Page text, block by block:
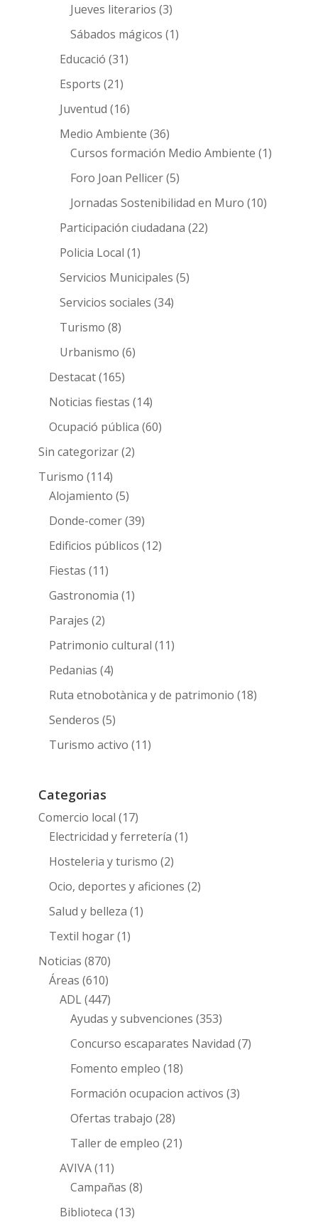
Jueves literarios (3)
Sábados mágicos (1)
Educació (31)
Esports (21)
Juventud (16)
Medio Ambiente (36)
Cursos formación Medio Ambiente (1)
Foro Joan Pellicer(5)
Jornadas Sostenibilidad en Muro (10)
Participación ciudadana (22)
Policia Local (1)
Servicios Municipales (5)
Servicios sociales (34)
Turismo (8)
Urbanismo (6)
Destacat(165)
Noticias fiestas (14)
Ocupació pública (60)
Sin categorizar(2)
Turismo (114)
Alojamiento (5)
Donde-comer(39)
Edificios públicos (12)
Fiestas (11)
Gastronomia (1)
Parajes (2)
Patrimonio cultural (11)
Pedanias (4)
Ruta etnobotànica y de patrimonio (18)
Senderos (5)
Turismo activo (11)
Categorias
Comercio local (17)
Electricidad y ferretería (1)
Hosteleria y turismo (2)
Ocio, deportes y aficiones (2)
Salud y belleza (1)
Textil hogar(1)
Noticias (870)
Áreas (610)
ADL(447)
Ayudas y subvenciones (353)
Concurso escaparates Navidad (7)
Fomento empleo (18)
Formación ocupacion activos (3)
Ofertas trabajo (28)
Taller de empleo (21)
AVIVA(11)
Campañas (8)
Biblioteca (13)